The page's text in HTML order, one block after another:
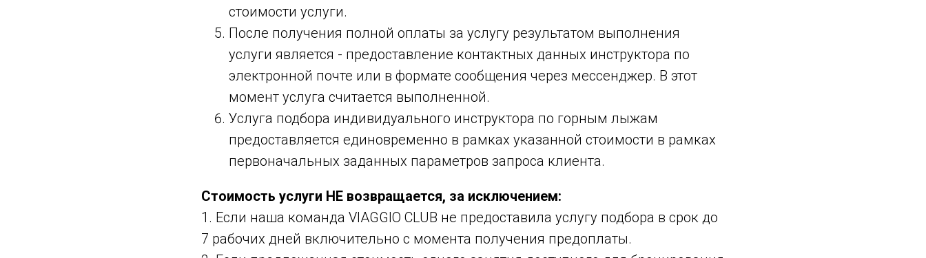
стоимости услуги.
После получения полной оплаты за услугу результатом выполнения
услуги является - предоставление контактных данных инструктора по
электронной почте или в формате сообщения через мессенджер. В этот
момент услуга считается выполненной.
Услуга подбора индивидуального инструктора по горным лыжам
предоставляется единовременно в рамках указанной стоимости в рамках
первоначальных заданных параметров запроса клиента.
Стоимость услуги НЕ возвращается, за исключением:
1. Если наша команда VIAGGIO CLUB не предоставила услугу подбора в срок до
7 рабочих дней включительно с момента получения предоплаты.